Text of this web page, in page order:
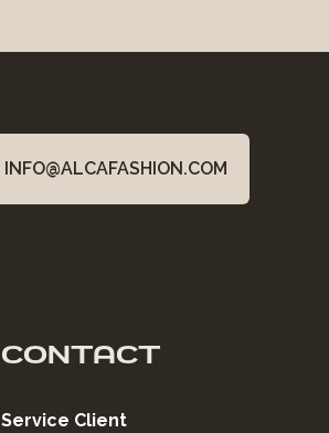
INFO@ALCAFASHION.COM
CONTACT
Service Client